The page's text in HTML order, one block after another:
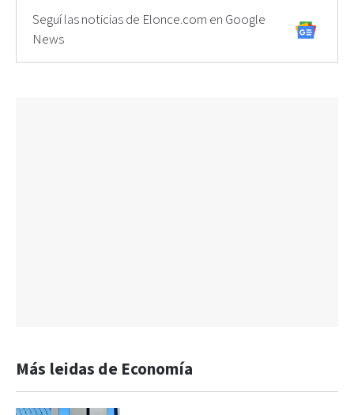
Seguí las noticias de Elonce.com en Google
News
Más leidas de Economía